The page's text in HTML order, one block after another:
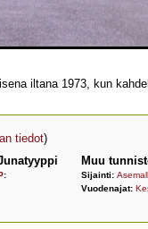
iltana 1973, kun
tiedot)
:
Muu
Sijainti:
Vuodenajat: